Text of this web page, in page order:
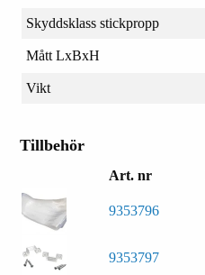
Skyddsklass stickpropp
Mått LxBxH
Vikt
Tillbehör
Art. nr
9353796
9353797